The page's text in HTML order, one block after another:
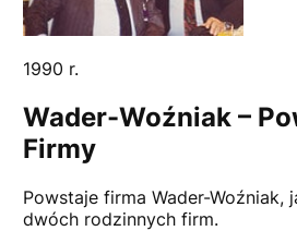
1990 r.
Wader-Woźniak –
Firmy
Powstaje firma Wader-Woźniak,
dwóch rodzinnych firm.